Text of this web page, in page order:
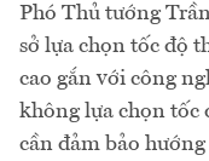
Phó Thủ tướng
sở lựa chọn tốc độ
cao gắn với công
không lựa chọn
cần đảm bảo